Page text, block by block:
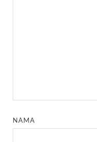
NAMA